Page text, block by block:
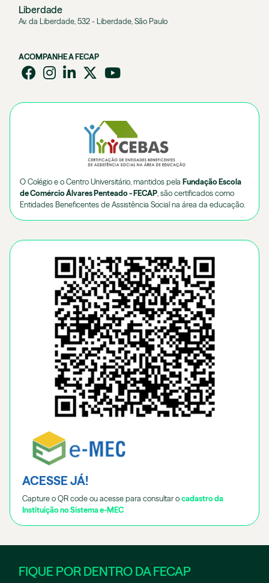
Liberdade
Av. da Liberdade, 532 - Liberdade, São Paulo
ACOMPANHE A FECAP
O Colégio e o Centro Universitário, mantidos pela Fundação Escola
de Comércio Álvares Penteado - FECAP , são certificados como
Entidades Beneficentes de Assistência Social na área da educação.
ACESSE JÁ!
Capture o QR code ou acesse para consultar o cadastro da
Instituição no Sistema e-MEC
FIQUE POR DENTRO DA FECAP